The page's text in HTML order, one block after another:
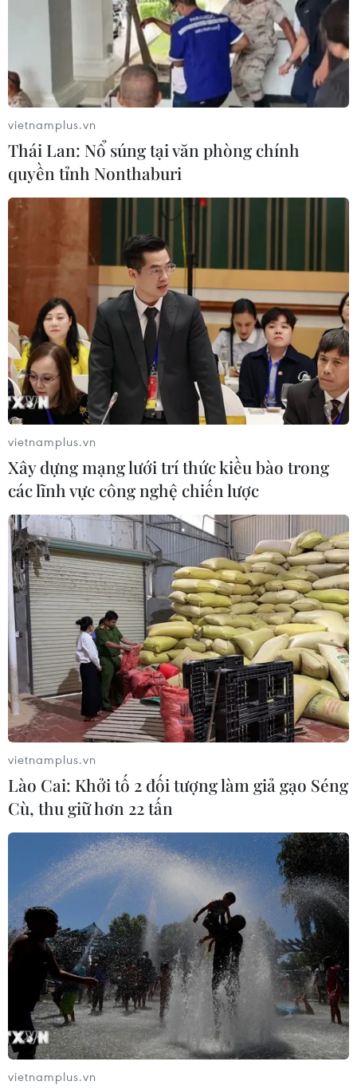
vietnamplus.vn
Thái Lan: Nổ súng tại văn phòng chính
quyền tỉnh Nonthaburi
vietnamplus.vn
Xây dựng mạng lưới trí thức kiều bào trong
các lĩnh vực công nghệ chiến lược
vietnamplus.vn
Lào Cai: Khởi tố 2 đối tượng làm giả gạo Séng
Cù, thu giữ hơn 22 tấn
vietnamplus.vn